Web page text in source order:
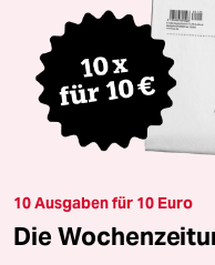
10 Ausgaben für 10 Euro
Die